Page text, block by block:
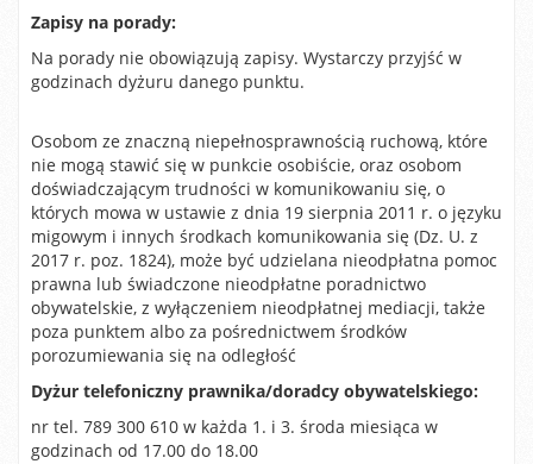
Zapisy na porady:
Na porady nie obowiązują zapisy. Wystarczy przyjść w
godzinach dyżuru danego punktu.
Osobom ze znaczną niepełnosprawnością ruchową, które
nie mogą stawić się w punkcie osobiście, oraz osobom
doświadczającym trudności w komunikowaniu się, o
których mowa w ustawie z dnia 19 sierpnia 2011 r. o języku
migowym i innych środkach komunikowania się (Dz. U. z
2017 r. poz. 1824), może być udzielana nieodpłatna pomoc
prawna lub świadczone nieodpłatne poradnictwo
obywatelskie, z wyłączeniem nieodpłatnej mediacji, także
poza punktem albo za pośrednictwem środków
porozumiewania się na odległość
Dyżur telefoniczny prawnika/doradcy obywatelskiego:
nr tel. 789 300 610 w każda 1. i 3. środa miesiąca w
godzinach od 17.00 do 18.00